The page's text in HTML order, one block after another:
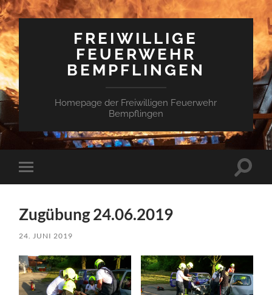
FREIWILLIGE
FEUERWEHR
BEMPFLINGEN
Homepage der Freiwilligen Feuerwehr
Bempflingen
Mobile-
Menü
Zugübung 24.06.2019
24. JUNI 2019